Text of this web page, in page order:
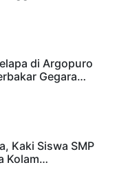
di Argopuro
Gegara…
Kaki Siswa SMP
Kolam…